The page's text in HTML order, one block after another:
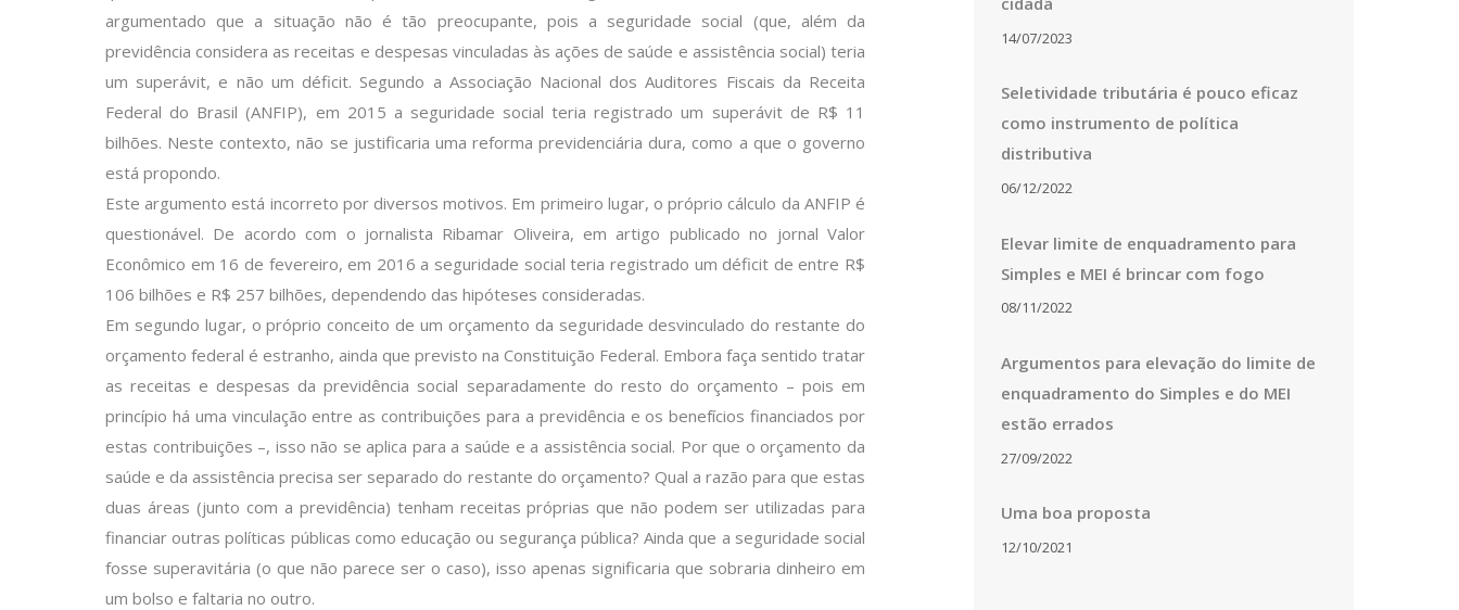
argumentado que a situação não é tão preocupante, pois a seguridade social (que, além da
previdência considera as receitas e despesas vinculadas às ações de saúde e assistência social) teria
um superávit, e não um déficit. Segundo a Associação Nacional dos Auditores Fiscais da Receita
Federal do Brasil (ANFIP), em 2015 a seguridade social teria registrado um superávit de R$ 11
bilhões. Neste contexto, não se justificaria uma reforma previdenciária dura, como a que o governo
está propondo.
Este argumento está incorreto por diversos motivos. Em primeiro lugar, o próprio cálculo da ANFIP é
questionável. De acordo com o jornalista Ribamar Oliveira, em artigo publicado no jornal Valor
Econômico em 16 de fevereiro, em 2016 a seguridade social teria registrado um déficit de entre R$
106 bilhões e R$ 257 bilhões, dependendo das hipóteses consideradas.
Em segundo lugar, o próprio conceito de um orçamento da seguridade desvinculado do restante do
orçamento federal é estranho, ainda que previsto na Constituição Federal. Embora faça sentido tratar
as receitas e despesas da previdência social separadamente do resto do orçamento – pois em
princípio há uma vinculação entre as contribuições para a previdência e os benefícios financiados por
estas contribuições –, isso não se aplica para a saúde e a assistência social. Por que o orçamento da
saúde e da assistência precisa ser separado do restante do orçamento? Qual a razão para que estas
duas áreas (junto com a previdência) tenham receitas próprias que não podem ser utilizadas para
financiar outras políticas públicas como educação ou segurança pública? Ainda que a seguridade social
fosse superavitária (o que não parece ser o caso), isso apenas significaria que sobraria dinheiro em
um bolso e faltaria no outro.
14/07/2023
Seletividade tributária é pouco eficaz
como instrumento de política
distributiva
06/12/2022
Elevar limite de enquadramento para
Simples e MEI é brincar com fogo
08/11/2022
Argumentos para elevação do limite de
enquadramento do Simples e do MEI
estão errados
27/09/2022
Uma boa proposta
12/10/2021